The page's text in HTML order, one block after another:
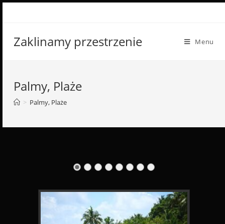
Zaklinamy przestrzenie Menu
Palmy, Plaże
> Palmy, Plaże